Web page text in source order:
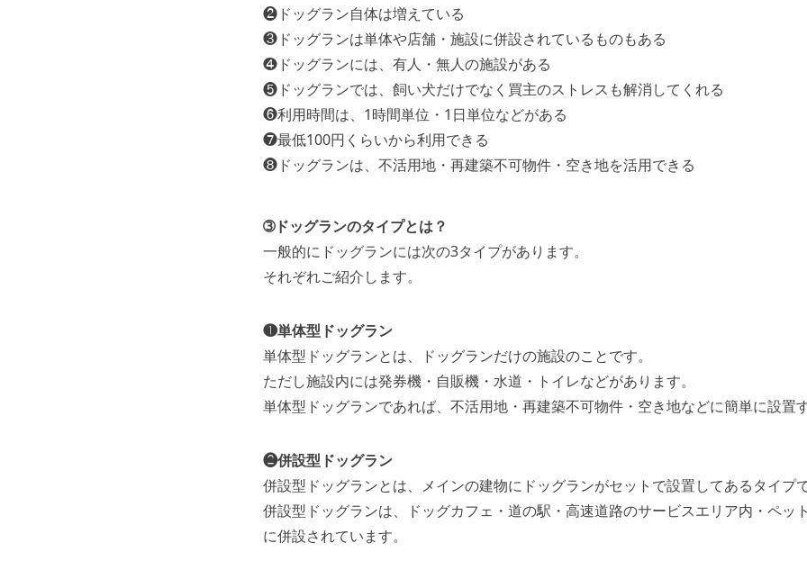
❷ドッグラン自体は増えている
❸ドッグランは単体や店舗・施設に併設されているものもある
❹ドッグランには、有人・無人の施設がある
❺ドッグランでは、飼い犬だけでなく買主のストレスも解消してくれる
❻利用時間は、1時間単位・1日単位などがある
❼最低100円くらいから利用できる
❽ドッグランは、不活用地・再建築不可物件・空き地を活用できる
➂ドッグランのタイプとは？
一般的にドッグランには次の3タイプがあります。
それぞれご紹介します。
❶単体型ドッグラン
単体型ドッグランとは、ドッグランだけの施設のことです。
ただし施設内には発券機・自販機・水道・トイレなどがあります。
単体型ドッグランであれば、不活用地・再建築不可物件・空き地などに簡単に設置
❷併設型ドッグラン
併設型ドッグランとは、メインの建物にドッグランがセットで設置してあるタイプ
併設型ドッグランは、ドッグカフェ・道の駅・高速道路のサービスエリア内・ペッ
に併設されています。